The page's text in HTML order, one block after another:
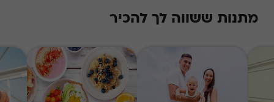
מתנות ששווה לך להכיר